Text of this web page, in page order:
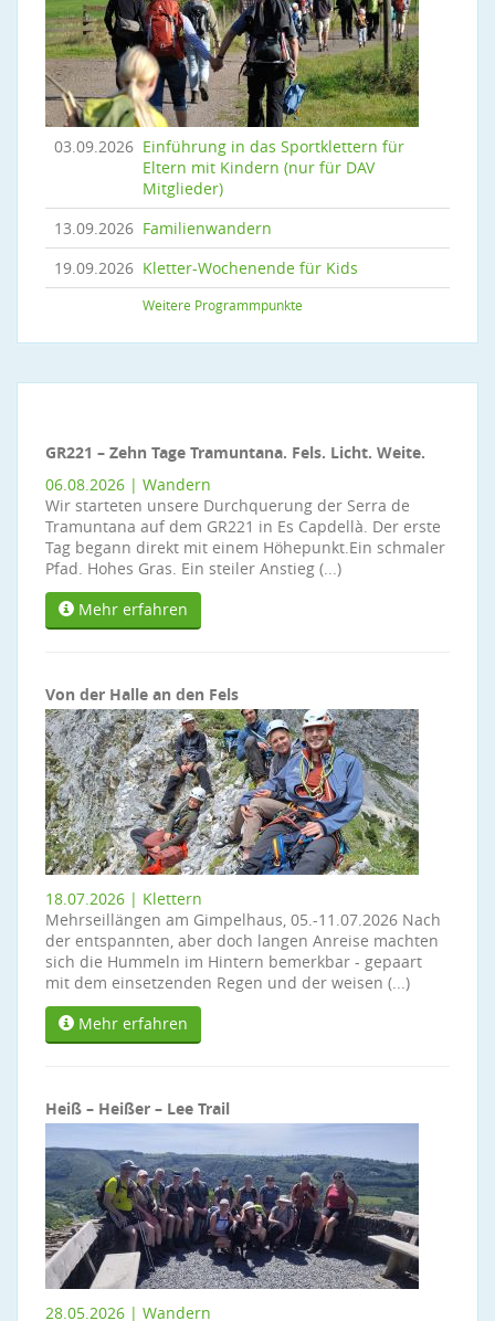
03.09.2026 Einführung in das Sportklettern für
Eltern mit Kindern (nur für DAV
Mitglieder)
13.09.2026 Familienwandern
19.09.2026 Kletter-Wochenende für Kids
Weitere Programmpunkte
GR221 – Zehn Tage Tramuntana. Fels. Licht. Weite.
06.08.2026 | Wandern
Wir starteten unsere Durchquerung der Serra de
Tramuntana auf dem GR221 in Es Capdellà. Der erste
Tag begann direkt mit einem Höhepunkt.Ein schmaler
Pfad. Hohes Gras. Ein steiler Anstieg (...)
Mehr erfahren
Von der Halle an den Fels
18.07.2026 | Klettern
Mehrseillängen am Gimpelhaus, 05.-11.07.2026 Nach
der entspannten, aber doch langen Anreise machten
sich die Hummeln im Hintern bemerkbar - gepaart
mit dem einsetzenden Regen und der weisen (...)
Mehr erfahren
Heiß – Heißer – Lee Trail
28.05.2026 | Wandern